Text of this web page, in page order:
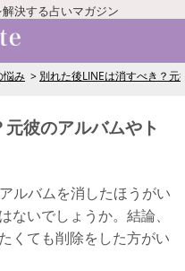
決する占いマガジン
悩み 別れた後LINEは消すべき？
彼のアルバムやト
ルバムを消したほうがい
ないでしょうか。結論、
くても削除をした方がい